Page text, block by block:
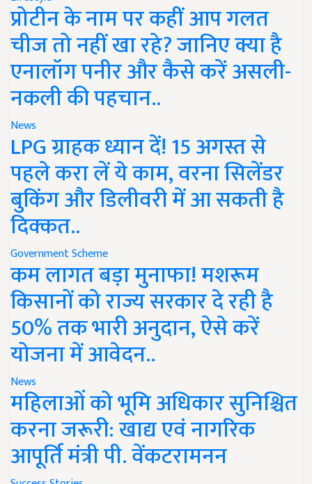
प्रोटीन के नाम पर कहीं आप गलत
चीज तो नहीं खा रहे? जानिए क्या है
एनालॉग पनीर और कैसे करें असली-
नकली की पहचान..
News
LPG ग्राहक ध्यान दें! 15 अगस्त से
पहले करा लें ये काम, वरना सिलेंडर
बुकिंग और डिलीवरी में आ सकती है
दिक्कत..
Government Scheme
कम लागत बड़ा मुनाफा! मशरूम
किसानों को राज्य सरकार दे रही है
50% तक भारी अनुदान, ऐसे करें
योजना में आवेदन..
News
महिलाओं को भूमि अधिकार सुनिश्चित
करना जरूरी: खाद्य एवं नागरिक
आपूर्ति मंत्री पी. वेंकटरामनन